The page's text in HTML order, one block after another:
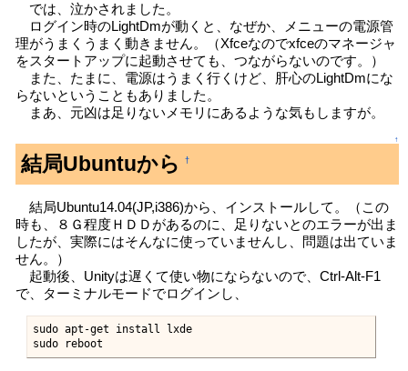
では、泣かされました。
ログイン時のLightDmが動くと、なぜか、メニューの電源管
理がうまくうまく動きません。（Xfceなのでxfceのマネージャ
をスタートアップに起動させても、つながらないのです。）
また、たまに、電源はうまく行くけど、肝心のLightDmにな
らないということもありました。
まあ、元凶は足りないメモリにあるような気もしますが。
↑
結局Ubuntuから †
結局Ubuntu14.04(JP,i386)から、インストールして。（この
時も、８Ｇ程度ＨＤＤがあるのに、足りないとのエラーが出ま
したが、実際にはそんなに使っていませんし、問題は出ていま
せん。）
起動後、Unityは遅くて使い物にならないので、Ctrl-Alt-F1
で、ターミナルモードでログインし、
sudo apt-get install lxde
sudo reboot